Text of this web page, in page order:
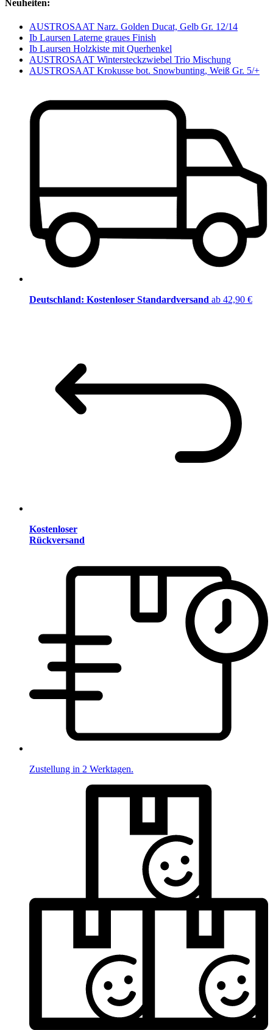
Neuheiten:
AUSTROSAAT Narz. Golden Ducat, Gelb Gr. 12/14
Ib Laursen Laterne graues Finish
Ib Laursen Holzkiste mit Querhenkel
AUSTROSAAT Wintersteckzwiebel Trio Mischung
AUSTROSAAT Krokusse bot. Snowbunting, Weiß Gr. 5/+
Deutschland: Kostenloser Standardversand ab 42,90 €
Kostenloser
Rückversand
Zustellung in 2 Werktagen.